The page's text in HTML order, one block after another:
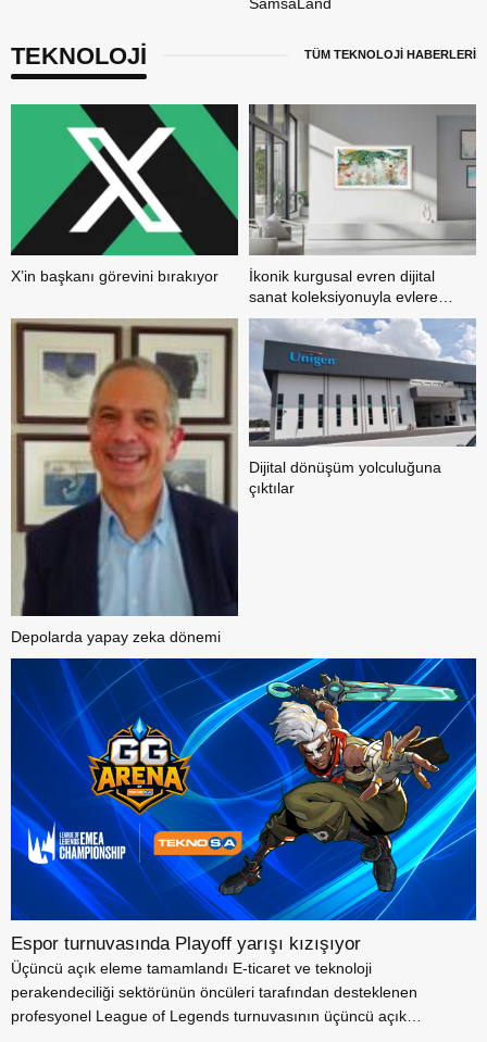
TEKNOLOJİ TÜM TEKNOLOJİ HABERLERİ
X’in başkanı görevini bırakıyor
Espor turnuvasında Playoff yarışı kızışıyor
Üçüncü açık eleme tamamlandı E-ticaret ve teknoloji
perakendeciliği sektörünün öncüleri tarafından desteklenen
profesyonel League of Legends turnuvasının üçüncü açık
İkonik kurgusal evren dijital
sanat koleksiyonuyla evlere
konuk oluyor
Depolarda yapay zeka dönemi
Dijital dönüşüm yolculuğuna
çıktılar